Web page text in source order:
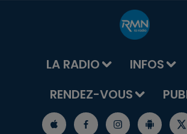
LA RADIO INFOS
RENDEZ-VOUS